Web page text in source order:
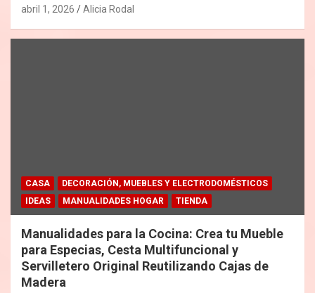
abril 1, 2026 Alicia Rodal
CASA
DECORACIÓN, MUEBLES Y ELECTRODOMÉSTICOS
IDEAS
MANUALIDADES HOGAR TIENDA
Manualidades para la Cocina: Crea tu Mueble
para Especias, Cesta Multifuncional y
Servilletero Original Reutilizando Cajas de
Madera